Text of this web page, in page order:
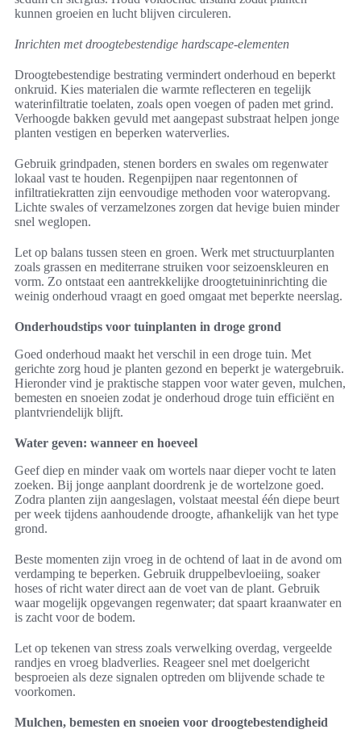
kunnen groeien en lucht blijven circuleren.
Inrichten met droogtebestendige hardscape-elementen
Droogtebestendige bestrating vermindert onderhoud en beperkt
onkruid. Kies materialen die warmte reflecteren en tegelijk
waterinfiltratie toelaten, zoals open voegen of paden met grind.
Verhoogde bakken gevuld met aangepast substraat helpen jonge
planten vestigen en beperken waterverlies.
Gebruik grindpaden, stenen borders en swales om regenwater
lokaal vast te houden. Regenpijpen naar regentonnen of
infiltratiekratten zijn eenvoudige methoden voor wateropvang.
Lichte swales of verzamelzones zorgen dat hevige buien minder
snel weglopen.
Let op balans tussen steen en groen. Werk met structuurplanten
zoals grassen en mediterrane struiken voor seizoenskleuren en
vorm. Zo ontstaat een aantrekkelijke droogtetuininrichting die
weinig onderhoud vraagt en goed omgaat met beperkte neerslag.
Onderhoudstips voor tuinplanten in droge grond
Goed onderhoud maakt het verschil in een droge tuin. Met
gerichte zorg houd je planten gezond en beperkt je watergebruik.
Hieronder vind je praktische stappen voor water geven, mulchen,
bemesten en snoeien zodat je onderhoud droge tuin efficiënt en
plantvriendelijk blijft.
Water geven: wanneer en hoeveel
Geef diep en minder vaak om wortels naar dieper vocht te laten
zoeken. Bij jonge aanplant doordrenk je de wortelzone goed.
Zodra planten zijn aangeslagen, volstaat meestal één diepe beurt
per week tijdens aanhoudende droogte, afhankelijk van het type
grond.
Beste momenten zijn vroeg in de ochtend of laat in de avond om
verdamping te beperken. Gebruik druppelbevloeiing, soaker
hoses of richt water direct aan de voet van de plant. Gebruik
waar mogelijk opgevangen regenwater; dat spaart kraanwater en
is zacht voor de bodem.
Let op tekenen van stress zoals verwelking overdag, vergeelde
randjes en vroeg bladverlies. Reageer snel met doelgericht
besproeien als deze signalen optreden om blijvende schade te
voorkomen.
Mulchen, bemesten en snoeien voor droogtebestendigheid